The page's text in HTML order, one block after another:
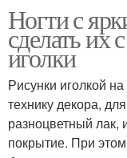
Ногти с
сделать
иголки
Рисунки иголкой
технику декора,
разноцветный лак,
покрытие. При